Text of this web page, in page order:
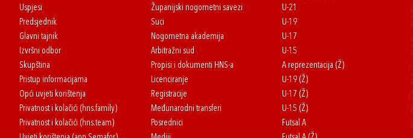
Uspjesi
Predsjednik
Glavni tajnik
Izvršni odbor
Skupština
Pristup informacijama
Opći uvjeti korištenja
Privatnost i kolačići (hns.family)
Privatnost i kolačići (hns.team)
Županijski nogometni savezi
Suci
Nogometna akademija
Arbitražni sud
Propisi i dokumenti HNS-a
Licenciranje
Registracije
Međunarodni transferi
Posrednici
U-21
U-19
U-17
U-15
A reprezentacija (Ž)
U-19 (Ž)
U-17 (Ž)
U-15 (Ž)
Futsal A